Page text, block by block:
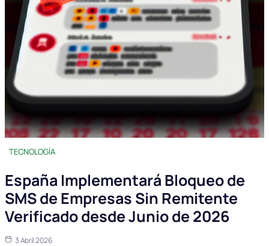
TECNOLOGÍA
España Implementará Bloqueo de
SMS de Empresas Sin Remitente
Verificado desde Junio de 2026
3 Abril 2026